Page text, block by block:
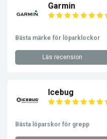
Garmin
Bästa märke för löparklockor
Läs recension
Icebug
Bästa löparskor för grepp